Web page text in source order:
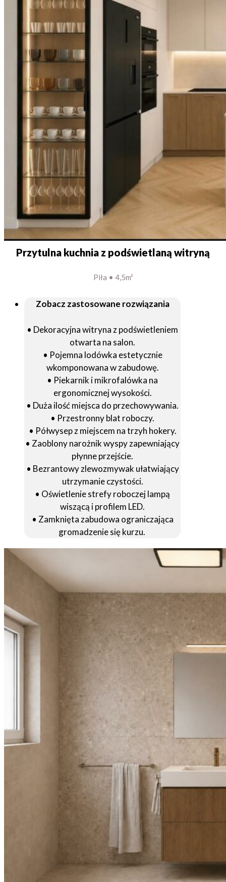
Przytulna kuchnia z podświetlaną witryną
Piła • 4,5m²
Zobacz zastosowane rozwiązania
• Dekoracyjna witryna z podświetleniem
otwarta na salon.
• Pojemna lodówka estetycznie
wkomponowana w zabudowę.
• Piekarnik i mikrofalówka na
ergonomicznej wysokości.
• Duża ilość miejsca do przechowywania.
• Przestronny blat roboczy.
• Półwysep z miejscem na trzyh hokery.
• Zaoblony narożnik wyspy zapewniający
płynne przejście.
• Bezrantowy zlewozmywak ułatwiający
utrzymanie czystości.
• Oświetlenie strefy roboczej lampą
wiszącą i profilem LED.
• Zamknięta zabudowa ograniczająca
gromadzenie się kurzu.